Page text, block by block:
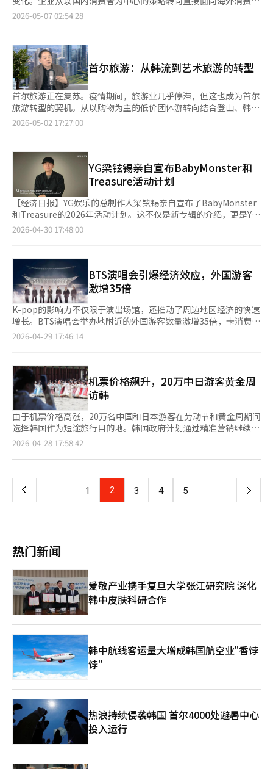
仿佛是人们在发现早已存在于心中的旋律。 这种热度其实在上周
已在美国佛罗里达州的坦帕市显现。坦帕并不是纽约或洛杉矶这样
店瞬间被预定一空，城市在演出期间进入了所谓的“超级碗级交通
管制”。 更有趣的是观众席上的面孔。并不仅仅是常见的“十几
岁女性粉丝”。白发苍苍的老年女性，牵着幼儿的家庭观众，拉丁
裔、白人、黑人和亚裔的壮汉粉丝们混杂在一起。美国当地的粉丝
们甚至表示：“这不是偶像演唱会，而是整个城市的节日。” 为
什么现在美洲大陆如此热衷于BTS和K-pop？表面上可以解释。
YouTube、TikTok和Instagram等平台时代，完美的表演和与粉
和集体热情之上。雷鬼和萨尔萨、街头节日和欢呼文化同时爆发着
悲伤与喜悦的情感。韩国流行文化同样以“兴”为中心，交织
着“恨”和“兴”，节制与爆发的独特情感线与拉丁的节日文化在
惊人地相同的频率上共振。尽管语言不同，但身体对节奏的反应是
相同的。 在此基础上，BTS的故事更为丰富。他们并不是从美国或
英国这样的世界文化中心出发的团队，而是从曾被视为边缘的亚洲
小国起步，走向世界的巅峰。这一故事给长期处于西方文化边缘的
唱《阿里郎》的行为并非单纯的粉丝情感，而是彼此发现主流之外
情感的过程。 《阿里郎》原本是为送别离去的人而唱的歌曲。在
殖民、战争、贫穷和离散的岁月中，韩国人唱着这首歌，表达生存
的无奈与重新前行的决心。一个世纪前，韩国是世界文化的输入
国，模仿美国和日本的音乐，憧憬西方中心，韩语几乎是世界的边
缘语言。 然而现在，这首歌正跨越太平洋，在地球的另一端回
响。韩流的真正意义不在于韩国内容被输出到世界，而在于曾经太
小太远而无人关注的一个国家的情感，如今已能震撼地球另一端人
BTS成员杰伊霍普（左）和其他成员在6日（当地时间）墨西哥城
索卡洛广场总统府阳台向粉丝致意。BTS将在7、9、10日于墨西
哥城GNP塞古罗斯体育场举行全场售罄的演出。/法新社=联合新闻
网※ 本报道经人工智能（AI）系统翻译与编辑。
长官崔教振今年3月曾先后访问菲律宾和越南，并表示将持续扩大
对当地韩语教育的支持。 金文洙表示，海外当地正规中小学开设
政策相结合所带来的成果。他还指出，政府财政项目中的“海外中
小学韩语课程采纳支持项目”预算在2025年一度缩减，但今年再
次增加，未来仍有必要持续扩大相关预算支持。
此次活动也以K-内容为中心，支持农水产品和化妆品、消费品企业
的海外拓展。政府部门不仅包括文化体育观光部，还涉及产业通商
等多个部门共同参与。这表明韩流不再仅仅是文化现象。现在，K-
内容在产业出口中扮演着重要角色。一部电视剧可以推动化妆品的
销售，K-POP演出可以扩大旅游消费，而对韩国美食的关注则促进
了农水产品的出口增长。如今，“K”品牌本身已成为推动消费的
力量。政府和产业界正是看中了这一点。虽然内容本身的出口很重
要，但基于内容的相关产业共同进入海外市场的“共同出口效
应”更为显著。内容产业实际上成为了制造业和消费品产业的营销
平台。问题在于，韩国尚未在国家战略层面充分利用这一趋势。与
不同部门分开进行，支持体系也常常重复。在海外，K品牌已被整
体认知，而在韩国内部，内容、食品、美容和旅游政策却各自独立
运作。现在亟需的是对“韩流产业化”的更为精细的国家战略。K-
博览会不应仅仅是一次展览活动，而应成为连接海外买家和投资者
的实质性商业平台。需要建立起从合同、投资到分销网络的结构，
而不仅仅是一次性的表演或体验活动。只有这样，韩流的经济可持
续性才能得以实现。尤其是美国市场具有重要的象征意义。作为全
球最大的消费市场，同时也是全球文化产业标准的制定者。如果K-
本身。内容同时提升产业、出口、旅游和品牌价值的“复合经济效
应”才是关键。韩国已经成为全球瞩目的文化强国。现在剩下的任
务是如何将其精细地连接到产业竞争力上。K-博览会是展示这一潜
力的试金石。重要的不是活动的规模，而是后续的成果。当合同、
投资和市场进入形成时，韩流才能真正超越文化现象，成为国家增
长战略的一部分。※ 本报道经人工智能（AI）系统翻译与编辑。
者，特别是在K-美妆和时尚领域。 根据国家数据局的数据，去年
万亿韩元。这是自2021年第三季度以来，首次恢复到1万亿韩元以
上。按国家来看，中国以3763亿韩元居首，其次是日本（2552亿
韩元）和美国（2521亿韩元）。按商品类别，化妆品（6336亿韩
元）、音像制品（1083亿韩元）、服装及时尚相关商品（938亿韩
元）位居前列。 相比之下，同期的直购交易额仅增长1.2%，达到
1.9789万亿韩元。直购中，中国占比最大，达到1.2276万亿韩元。
服装及时尚（7872亿韩元）、食品（4157亿韩元）、生活及汽车
用品（1971亿韩元）依次排在前列。这表明随着韩流文化的扩
大跨境电商业务。11街计划在下月30日结束现有的“亚马逊全球
商店”运营，转向跨境电商业务。中旬起将在中国京东的海外电商
平台“京东全球购”开设11街专馆。订单产生后，卖家将商品送至
11街物流中心，其他运营由11街支持。 Gmarket通过阿里巴巴集
团的东南亚平台“Lazada”进军跨境电商市场。入驻初期已连接
7000多家卖家和120万件商品，3月通过Lazada的销售额较两个月
前增长约150%。Gmarket计划在今年内将Lazada上架商品数量
扩大至年初的2.5倍，并拓展至西亚和欧洲等地区。 物流企业与平
境电商市场。结合自身物流基础设施和当地网红，构建基于内容的
销售结构，旨在加强从“内容到购买”的转化。 时尚和美妆平台
也加入了跨境电商竞争。Musinsa为克服信息不对称的限制，在全
球商店引入了“全球评论”功能，让海外客户可以直接留下反馈。
KakaoStyle在法国试运营以K-美妆为中心的独立跨境电商平
台“Fiona”，重返欧洲市场。 业内人士表示：“过去直购以价格
竞争力为主，而跨境电商则以品牌和内容竞争力为核心。随着基于
韩流文化的全球需求结构性扩大，平台间的跨境电商主导权竞争将
2026-05-07 02:54:28
首尔旅游：从韩流到艺术旅游的转型
首尔旅游正在复苏。疫情期间，旅游业几乎停滞，但这也成为首尔
旅游转型的契机。从以购物为主的低价团体游转向结合登山、韩
流、艺术、体验、节庆和城市生活方式的旅游。首尔旅游发展基金
室等项目。他的目标是将首尔打造成全球前五的旅游城市，并提出
了“3377战略”：吸引3000万外国游客，人均消费300万韩元，
平均停留7天，回访率70%。吉代表认为，首尔旅游的未来竞争力
在于内容。虽然韩流仍是吸引力，但他计划通过艺术旅游来接替韩
流的热潮，打造类似纽约、伦敦、巴黎的城市旅游结构。吉代表强
调，旅游不仅是服务业，更是影响经济的高附加值产业。旅游业的
就业创造效应是制造业的4到5倍，未来应视为国家支柱产业。首尔
的核心竞争力在于其清洁、安全、友好，以及汉江和群山环绕的独
能”的城市。※ 本报道经人工智能（AI）系统翻译与编辑。
2026-05-02 17:27:00
YG梁铉锡亲自宣布BabyMonster和
Treasure活动计划
【经济日报】YG娱乐的总制作人梁铉锡亲自宣布了BabyMonster
和Treasure的2026年活动计划。这不仅是新专辑的介绍，更是YG
在关键时刻选择迎难而上的信号。4月30日，YG通过官方博客发布
你专辑，6月发布数字单曲，7月和8月依次推出收录曲的MV。制作
一张专辑的四部MV是罕见的投资。尤其是主打歌《舞蹈》的编舞
由梁铉锡亲自参与，提升了完成度。Treasure将于6月1日以新迷
你专辑开启“第二章”。梁铉锡表示：“Treasure在疫情期间出
道，经历了许多困难。”他对新专辑充满信心，称其为“最满意的
作品”。这不仅提升了粉丝的期待，也暗示了这张专辑对组合的重
要性。梁铉锡的亲自出面表明YG正处于变革的中心。随着
BLACKPINK成员各自发展，YG必须证明自己在后BLACKPINK时
风格的创始人，梁铉锡的回归是最有力的举措。他的名字象征着
YG的黄金时代。通过亲自参与制作，他旨在加强内部凝聚力，并
向粉丝和投资者传达“YG依然强大”的信心。实际上，
BabyMonster的《SHEESH》在YouTube和全球音乐榜单上取得
了显著成绩，成为反弹的基础。此次宣布表明YG将以最擅长的方
式突破危机。通过压倒性的投资和梁铉锡的直接质量管理，YG计
划再次在市场上留下深刻印象。视频末尾提到的新组合计划也显示
了YG对未来的信心，不仅限于这两个组合。市场关注着YG这一强
有力举措的结果。※ 本报道经人工智能（AI）系统翻译与编辑。
2026-04-30 17:48:00
BTS演唱会引爆经济效应，外国游客
激增35倍
K-pop的影响力不仅限于演出场馆，还推动了周边地区经济的快速
增长。BTS演唱会举办地附近的外国游客数量激增35倍，卡消费额
增长38倍，显示出显著的经济效应。这些游客的停留时间和消费金
国观光公社的大数据分析，BTS在高阳的演出期间，日山西区大化
洞的外国游客数量达到4.8581万人，同比增加3377%。消费指标
也大幅上升，同期外国人卡消费额从890万韩元增至3.378亿韩
元，增长3699%，为当地商圈注入活力。这显示了K文化的实际影
响力。◆ 停留时间和消费金额均超一般游客韩流粉丝的消费力和
停留时间远超一般游客。韩国文化观光研究院的调查显示，为观看
3月21日光化门演出的外国游客平均停留8.7天，消费353万韩元，
分别为一般游客的1.4倍。高阳综合运动场的观众平均停留7.4天，
消费291万韩元。他们不仅观看演出，还参观了龙山、明洞、东大
化旅游路线，推动地方旅游发展政府计划将大型韩流演出的经济效
应扩展至地方旅游。6月12日至13日的BTS釜山演出将与6月1日至
问转化为停留型旅游。”
2026-04-29 17:46:14
机票价格飙升，20万中日游客黄金周
访韩
由于机票价格高涨，20万名中国和日本游客在劳动节和黄金周期间
选择韩国作为短途旅行目的地。韩国政府计划通过精准营销继续推
动第一季度的旅游热潮。文化体育观光部和韩国观光公社预计，5
韩国。今年第一季度，日本和中国的访韩游客分别达到94万和145
日本黄金周（4月29日至5月6日），韩国推出了针对家庭游客的优
惠政策，与真航空和釜山航空合作，为携带儿童的家庭提供1000
山的渡轮和航班折扣。福冈将于4月30日举办“K-旅游路演”，韩
流明星黄旼炫将出席，5月1日日本每日放送将播出特别节目，刺激
周末短途旅行需求。5月2日和3日，清州机场将为包机乘客举办欢
迎活动。中国游客青睐短途旅行，4艘邮轮抵韩在中国劳动节假期
（5月1日至5日）期间，韩国作为短途旅行目的地的吸引力显著增
强。假期期间，将有4艘邮轮停靠韩国。山东地区旅行社表示，中
韩最短航线的游客数量同比增长30%至60%。文化体育观光部在
金海机场设立欢迎展台，吸引上海至金海直航的游客，并通过抽奖
活动提供海云台“K-美容全包套餐”、广安里“海洋活动套餐”体
验券及东南部四市（釜山、蔚山、浦项、昌原）的纪念品。与香港
快运合作，提供香港至地方机场（金海、大邱、济州）的机票折
扣，吸引广州游客。文化体育观光部长崔辉英表示：“自2月以
来，我们每周启动旅游情况室，积极应对市场变化。尽管国际旅游
的增长势头。”
2026-04-28 17:58:42
上
页
1 2 3 4 5 下
热门新闻
爱敬产业携手复旦大学张江研究院 深化
韩中皮肤科研合作
韩中航线客运量大增成韩国航空业"香饽
饽"
热浪持续侵袭韩国 首尔4000处避暑中心
投入运行